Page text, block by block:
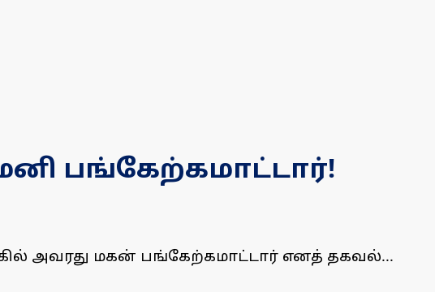
பங்கேற்கமாட்டார்!
அவரது மகன் பங்கேற்கமாட்டார் எனத் தகவல்...